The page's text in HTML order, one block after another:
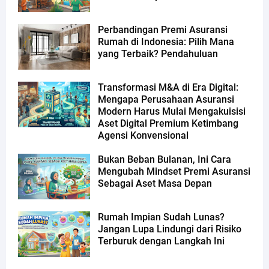
Perbandingan Premi Asuransi
Rumah di Indonesia: Pilih Mana
yang Terbaik? Pendahuluan
Transformasi M&A di Era Digital:
Mengapa Perusahaan Asuransi
Modern Harus Mulai Mengakuisisi
Aset Digital Premium Ketimbang
Agensi Konvensional
Bukan Beban Bulanan, Ini Cara
Mengubah Mindset Premi Asuransi
Sebagai Aset Masa Depan
Rumah Impian Sudah Lunas?
Jangan Lupa Lindungi dari Risiko
Terburuk dengan Langkah Ini